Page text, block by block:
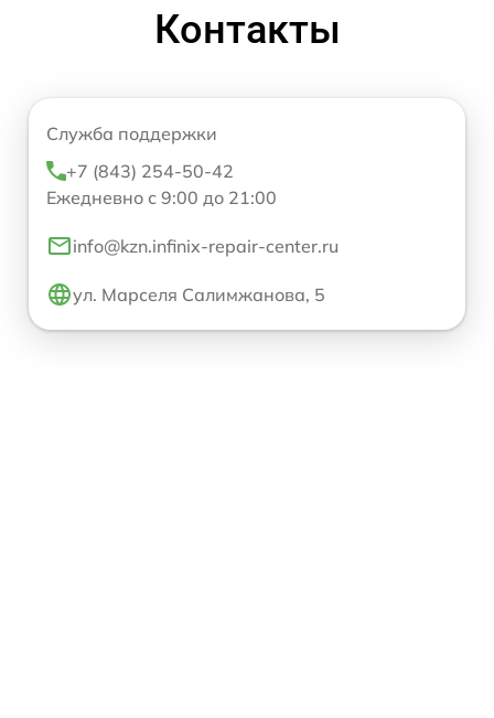
Контакты
Служба поддержки
+7 (843) 254-50-42
Ежедневно с 9:00 до 21:00
info@kzn.infinix-repair-center.ru
ул. Марселя Салимжанова, 5